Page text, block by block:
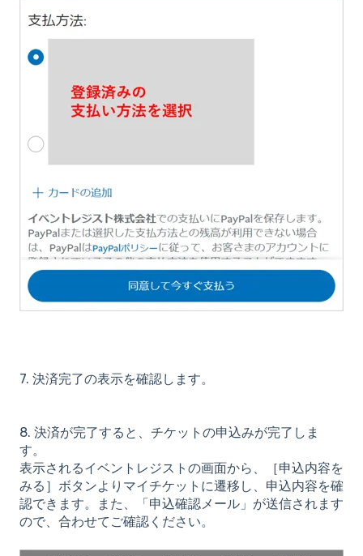
7. 決済完了の表示を確認します。
8. 決済が完了すると、チケットの申込みが完了しま
す。
表示されるイベントレジストの画面から、［申込内容を
みる］ボタンよりマイチケットに遷移し、申込内容を確
認できます。また、「申込確認メール」が送信されます
ので、合わせてご確認ください。